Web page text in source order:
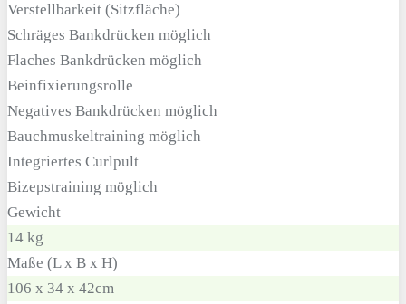
Verstellbarkeit (Sitzfläche)
Schräges Bankdrücken möglich
Flaches Bankdrücken möglich
Beinfixierungsrolle
Negatives Bankdrücken möglich
Bauchmuskeltraining möglich
Integriertes Curlpult
Bizepstraining möglich
Gewicht
14 kg
Maße (L x B x H)
106 x 34 x 42cm